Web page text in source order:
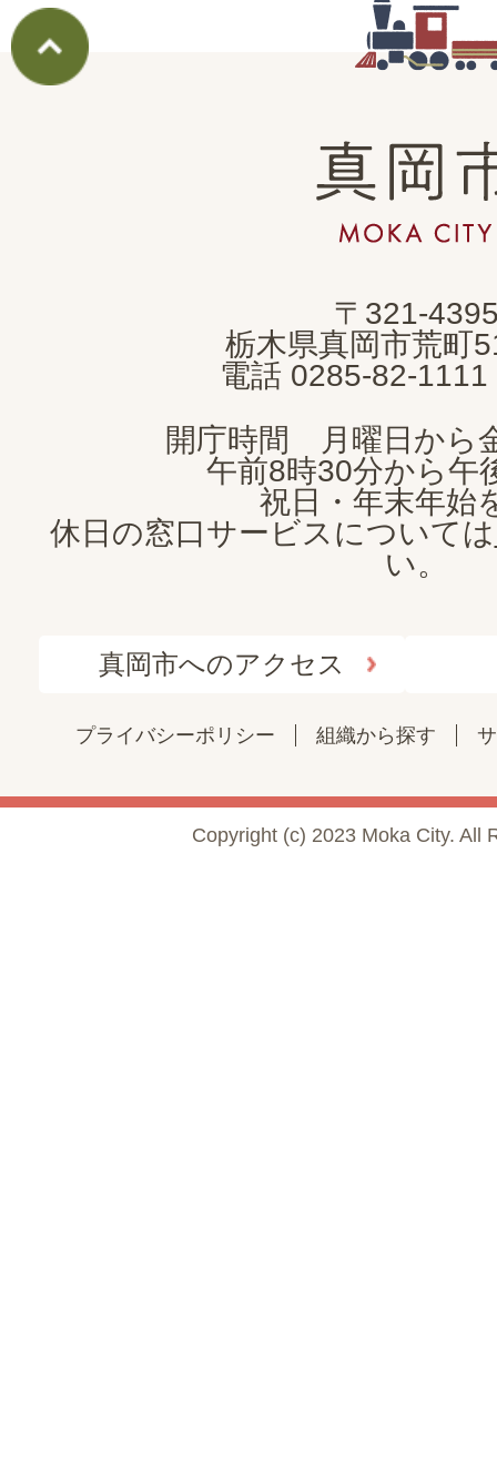
真
岡
市
CITY
〒321-
栃木県真岡市荒町
電話 0285-82-1111
開庁時間 月曜日から
午前8時30分から午
祝日・年末年始
休日の窓口サービスについては
い。
真岡市へのアクセス
プライバシーポリシー 組織から探す
Copyright (c) 2023 Moka City. All